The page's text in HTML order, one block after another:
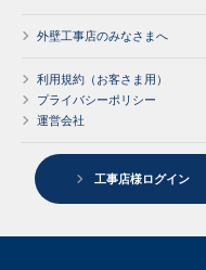
外壁工事店のみなさまへ
利用規約（お客さま用）
プライバシーポリシー
運営会社
工事店様ログイン